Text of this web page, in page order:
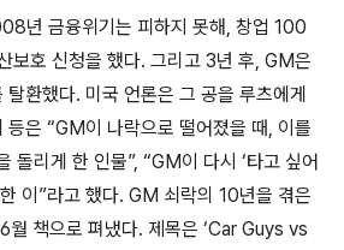
년 금융위기는 피하지 못해, 창업 100
보호 신청을 했다. 그리고 3년 후, GM은
환했다. 미국 언론은 그 공을 루츠에게
은 “GM이 나락으로 떨어졌을 때, 이를
돌리게 한 인물”, “GM이 다시 ‘타고 싶어
이”라고 했다. GM 쇠락의 10년을 겪은
월 책으로 펴냈다. 제목은 ‘Car Guys vs